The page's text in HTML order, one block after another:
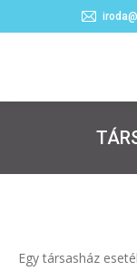
Egy társasház